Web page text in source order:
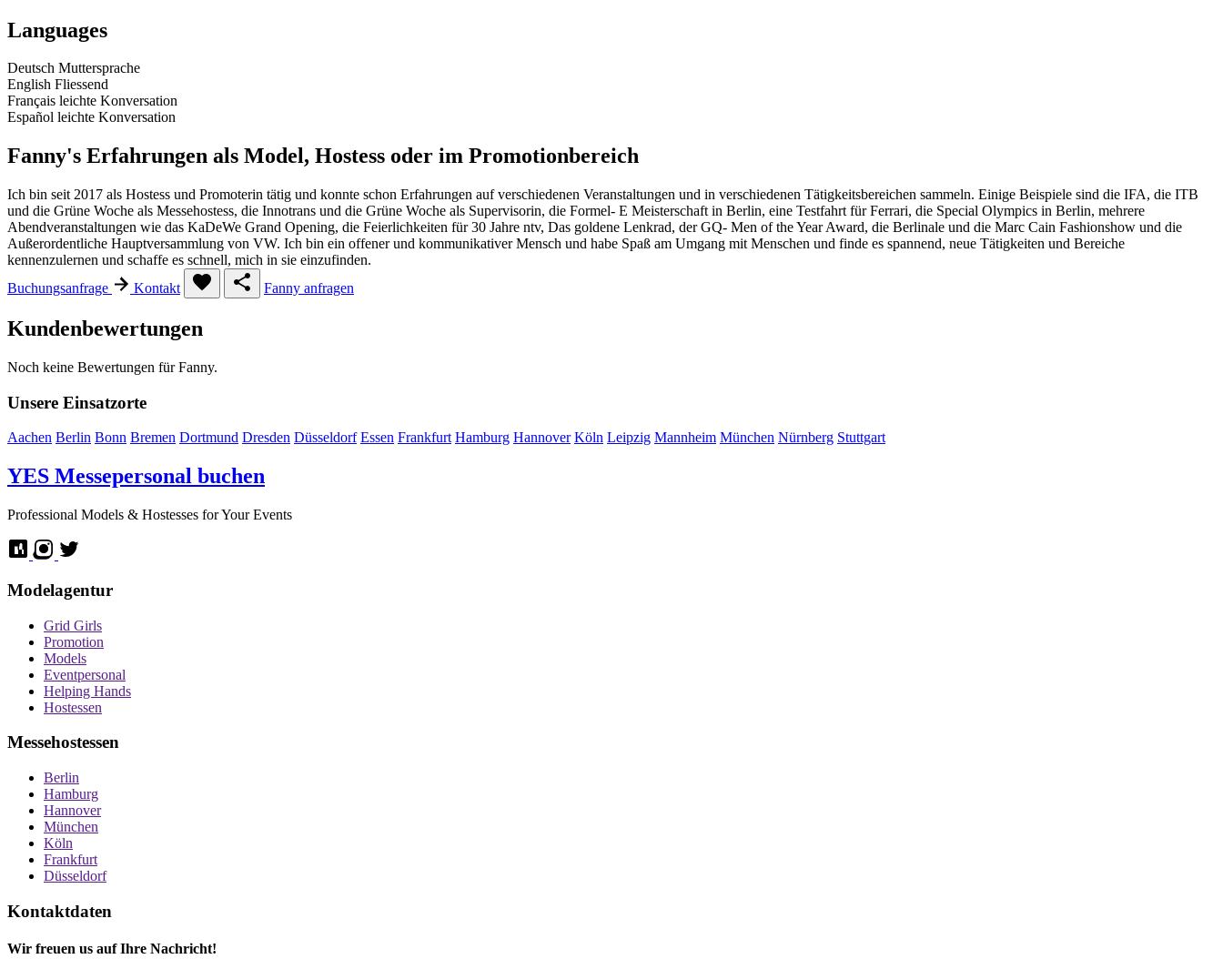
Languages
Deutsch Muttersprache
English Fliessend
Français leichte Konversation
Español leichte Konversation
Fanny's Erfahrungen als Model, Hostess oder im Promotionbereich
Ich bin seit 2017 als Hostess und Promoterin tätig und konnte schon Erfahrungen auf verschiedenen Veranstaltungen und in verschiedenen Tätigkeitsbereichen sammeln. Einige Beispiele sind die IFA, die ITB
und die Grüne Woche als Messehostess, die Innotrans und die Grüne Woche als Supervisorin, die Formel- E Meisterschaft in Berlin, eine Testfahrt für Ferrari, die Special Olympics in Berlin, mehrere
Abendveranstaltungen wie das KaDeWe Grand Opening, die Feierlichkeiten für 30 Jahre ntv, Das goldene Lenkrad, der GQ- Men of the Year Award, die Berlinale und die Marc Cain Fashionshow und die
Außerordentliche Hauptversammlung von VW. Ich bin ein offener und kommunikativer Mensch und habe Spaß am Umgang mit Menschen und finde es spannend, neue Tätigkeiten und Bereiche
kennenzulernen und schaffe es schnell, mich in sie einzufinden.
Buchungsanfrage
Kontakt Fanny anfragen
Kundenbewertungen
Noch keine Bewertungen für Fanny.
Unsere Einsatzorte
Aachen Berlin Bonn Bremen Dortmund Dresden Düsseldorf Essen Frankfurt Hamburg Hannover Köln Leipzig Mannheim München Nürnberg Stuttgart
YES Messepersonal buchen
Professional Models & Hostesses for Your Events
Modelagentur
Grid Girls
Promotion
Models
Eventpersonal
Helping Hands
Hostessen
Messehostessen
Berlin
Hamburg
Hannover
München
Köln
Frankfurt
Düsseldorf
Kontaktdaten
Wir freuen us auf Ihre Nachricht!